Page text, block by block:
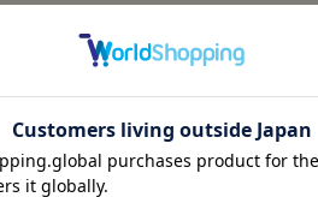
デザインカレー皿＆スプーンセット
ルトカレー
「ボンカレー」のあゆみ